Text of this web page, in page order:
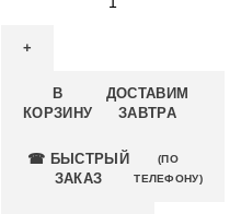
В
КОРЗИНУ
ДОСТАВИМ
ЗАВТРА
☎ БЫСТРЫЙ
ЗАКАЗ
(ПО
ТЕЛЕФОНУ)